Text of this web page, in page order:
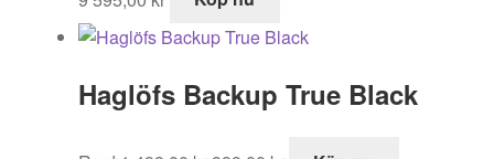
Haglöfs Backup True Black